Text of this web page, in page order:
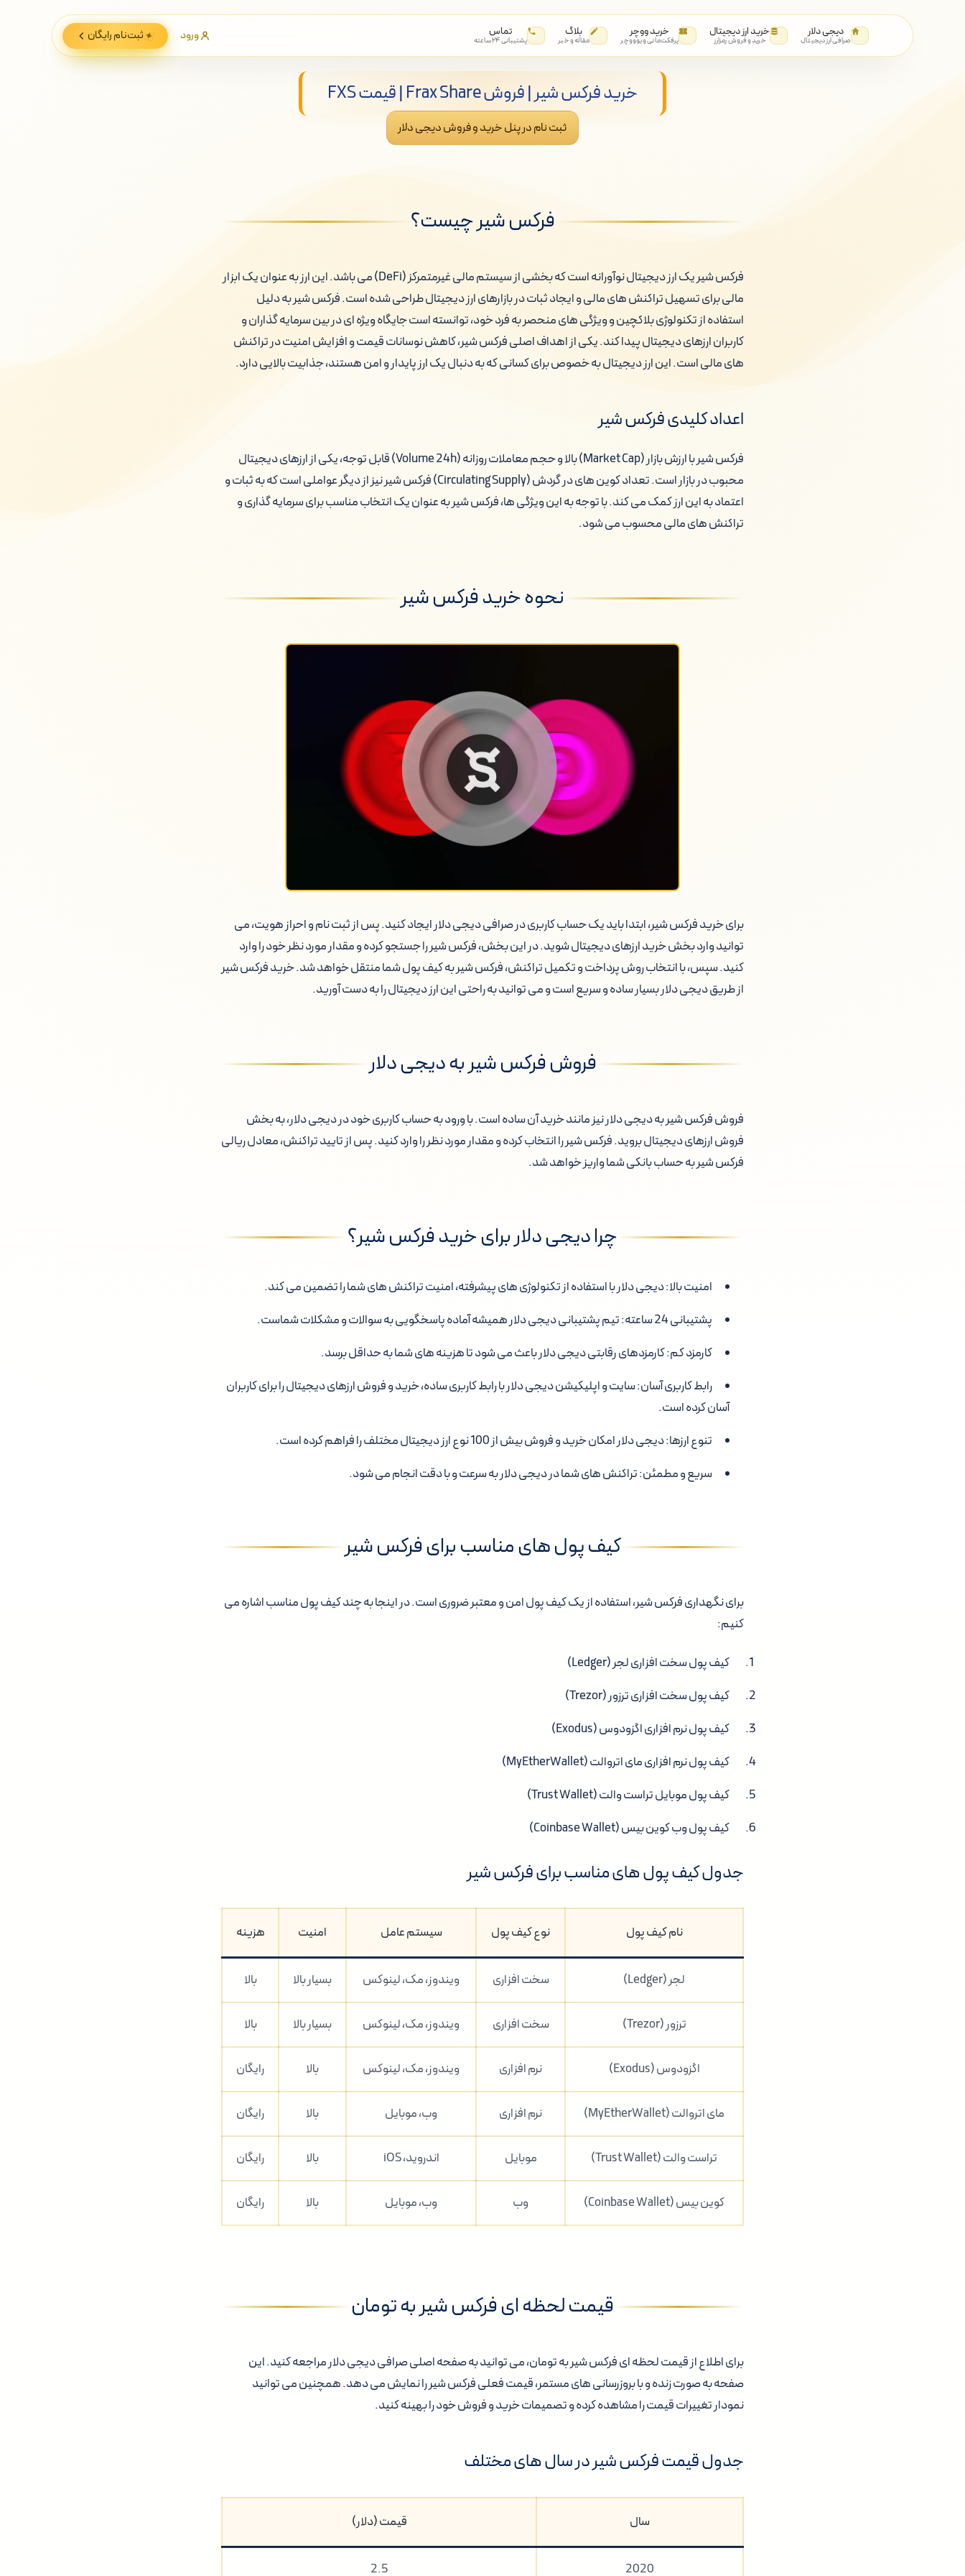
دیجی دلار
صرافی ارز دیجیتال
خرید ارز دیجیتال
خرید و فروش رمزارز
خرید ووچر
پرفکت‌مانی و یوووچر
بلاگ
مقاله و خبر
تماس
پشتیبانی ۲۴ ساعته ورود ثبت‌نامرایگان
خرید فرکس شیر | فروش Frax Share | قیمت FXS
ثبت نام در پنل خرید و فروش دیجی دلار
فرکس شیر چیست؟
فرکس شیر یک ارز دیجیتال نوآورانه است که بخشی از سیستم مالی غیرمتمرکز (DeFi) می باشد. این ارز به عنوان یک ابزار
مالی برای تسهیل تراکنش های مالی و ایجاد ثبات در بازارهای ارز دیجیتال طراحی شده است. فرکس شیر به دلیل
استفاده از تکنولوژی بلاکچین و ویژگی های منحصر به فرد خود، توانسته است جایگاه ویژه ای در بین سرمایه گذاران و
کاربران ارزهای دیجیتال پیدا کند. یکی از اهداف اصلی فرکس شیر، کاهش نوسانات قیمت و افزایش امنیت در تراکنش
های مالی است. این ارز دیجیتال به خصوص برای کسانی که به دنبال یک ارز پایدار و امن هستند، جذابیت بالایی دارد.
اعداد کلیدی فرکس شیر
فرکس شیر با ارزش بازار (Market Cap) بالا و حجم معاملات روزانه (Volume 24h) قابل توجه، یکی از ارزهای دیجیتال
محبوب در بازار است. تعداد کوین های در گردش (Circulating Supply) فرکس شیر نیز از دیگر عواملی است که به ثبات و
اعتماد به این ارز کمک می کند. با توجه به این ویژگی ها، فرکس شیر به عنوان یک انتخاب مناسب برای سرمایه گذاری و
تراکنش های مالی محسوب می شود.
نحوه خرید فرکس شیر
برای خرید فرکس شیر، ابتدا باید یک حساب کاربری در صرافی دیجی دلار ایجاد کنید. پس از ثبت نام و احراز هویت، می
توانید وارد بخش خرید ارزهای دیجیتال شوید. در این بخش، فرکس شیر را جستجو کرده و مقدار مورد نظر خود را وارد
کنید. سپس، با انتخاب روش پرداخت و تکمیل تراکنش، فرکس شیر به کیف پول شما منتقل خواهد شد. خرید فرکس شیر
از طریق دیجی دلار بسیار ساده و سریع است و می توانید به راحتی این ارز دیجیتال را به دست آورید.
فروش فرکس شیر به دیجی دلار
فروش فرکس شیر به دیجی دلار نیز مانند خرید آن ساده است. با ورود به حساب کاربری خود در دیجی دلار، به بخش
فروش ارزهای دیجیتال بروید. فرکس شیر را انتخاب کرده و مقدار مورد نظر را وارد کنید. پس از تایید تراکنش، معادل ریالی
فرکس شیر به حساب بانکی شما واریز خواهد شد.
چرا دیجی دلار برای خرید فرکس شیر؟
امنیت بالا:دیجی دلار با استفاده از تکنولوژی های پیشرفته، امنیت تراکنش های شما را تضمین می کند.
پشتیبانی 24 ساعته:
تیم پشتیبانی دیجی دلار همیشه آماده پاسخگویی به سوالات و مشکلات شماست.
کارمزد کم:کارمزدهای رقابتی دیجی دلار باعث می شود تا هزینه های شما به حداقل برسد.
رابط کاربری آسان:سایت و اپلیکیشن دیجی دلار با رابط کاربری ساده، خرید و فروش ارزهای دیجیتال را برای کاربران
آسان کرده است.
تنوع ارزها:دیجی دلار امکان خرید و فروش بیش از 100 نوع ارز دیجیتال مختلف را فراهم کرده است.
سریع و مطمئن:تراکنش های شما در دیجی دلار به سرعت و با دقت انجام می شود.
کیف پول های مناسب برای فرکس شیر
برای نگهداری فرکس شیر، استفاده از یک کیف پول امن و معتبر ضروری است. در اینجا به چند کیف پول مناسب اشاره می
کنیم:
کیف پول سخت افزاری لجر (Ledger)
کیف پول سخت افزاری ترزور (Trezor)
کیف پول نرم افزاری اگزودوس (Exodus)
کیف پول نرم افزاری مای اتروالت (MyEtherWallet)
کیف پول موبایل تراست والت (Trust Wallet)
کیف پول وب کوین بیس (Coinbase Wallet)
جدول کیف پول های مناسب برای فرکس شیر
نام کیف پول نوع کیف پول سیستم عامل امنیت هزینه
لجر (Ledger) سخت افزاری ویندوز، مک، لینوکس بسیار بالا بالا
ترزور (Trezor) سخت افزاری ویندوز، مک، لینوکس بسیار بالا بالا
اگزودوس (Exodus) نرم افزاری ویندوز، مک، لینوکس بالا رایگان
مای اتروالت (MyEtherWallet) نرم افزاری وب، موبایل بالا رایگان
تراست والت (Trust Wallet) موبایل اندروید، iOS بالا رایگان
کوین بیس (Coinbase Wallet) وب وب، موبایل بالا رایگان
قیمت لحظه ای فرکس شیر به تومان
برای اطلاع از قیمت لحظه ای فرکس شیر به تومان، می توانید به صفحه اصلی صرافی دیجی دلار مراجعه کنید. این
صفحه به صورت زنده و با بروزرسانی های مستمر، قیمت فعلی فرکس شیر را نمایش می دهد. همچنین می توانید
نمودار تغییرات قیمت را مشاهده کرده و تصمیمات خرید و فروش خود را بهینه کنید.
جدول قیمت فرکس شیر در سال های مختلف
سال قیمت (دلار)
2020
2.5